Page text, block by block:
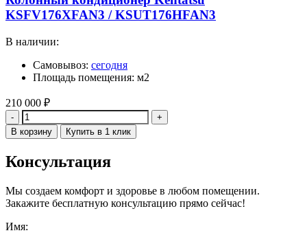
KSFV176XFAN3 / KSUT176HFAN3
В наличии:
Самовывоз: сегодня
Площадь помещения: м2
210 000 ₽
Количество
В корзину Купить в 1 клик
Консультация
Мы создаем комфорт и здоровье в любом помещении.
Закажите бесплатную консультацию прямо сейчас!
Имя: